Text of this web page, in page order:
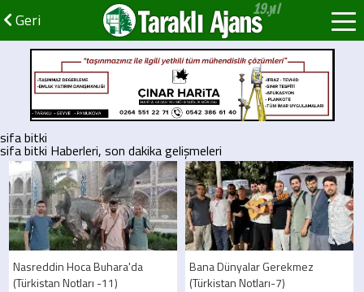
Geri Taraklı Ajans
sifa bitki
sifa bitki Haberleri, son dakika gelişmeleri
Nasreddin Hoca Buhara'da
(Türkistan Notları -11)
Bana Dünyalar Gerekmez
(Türkistan Notları-7)